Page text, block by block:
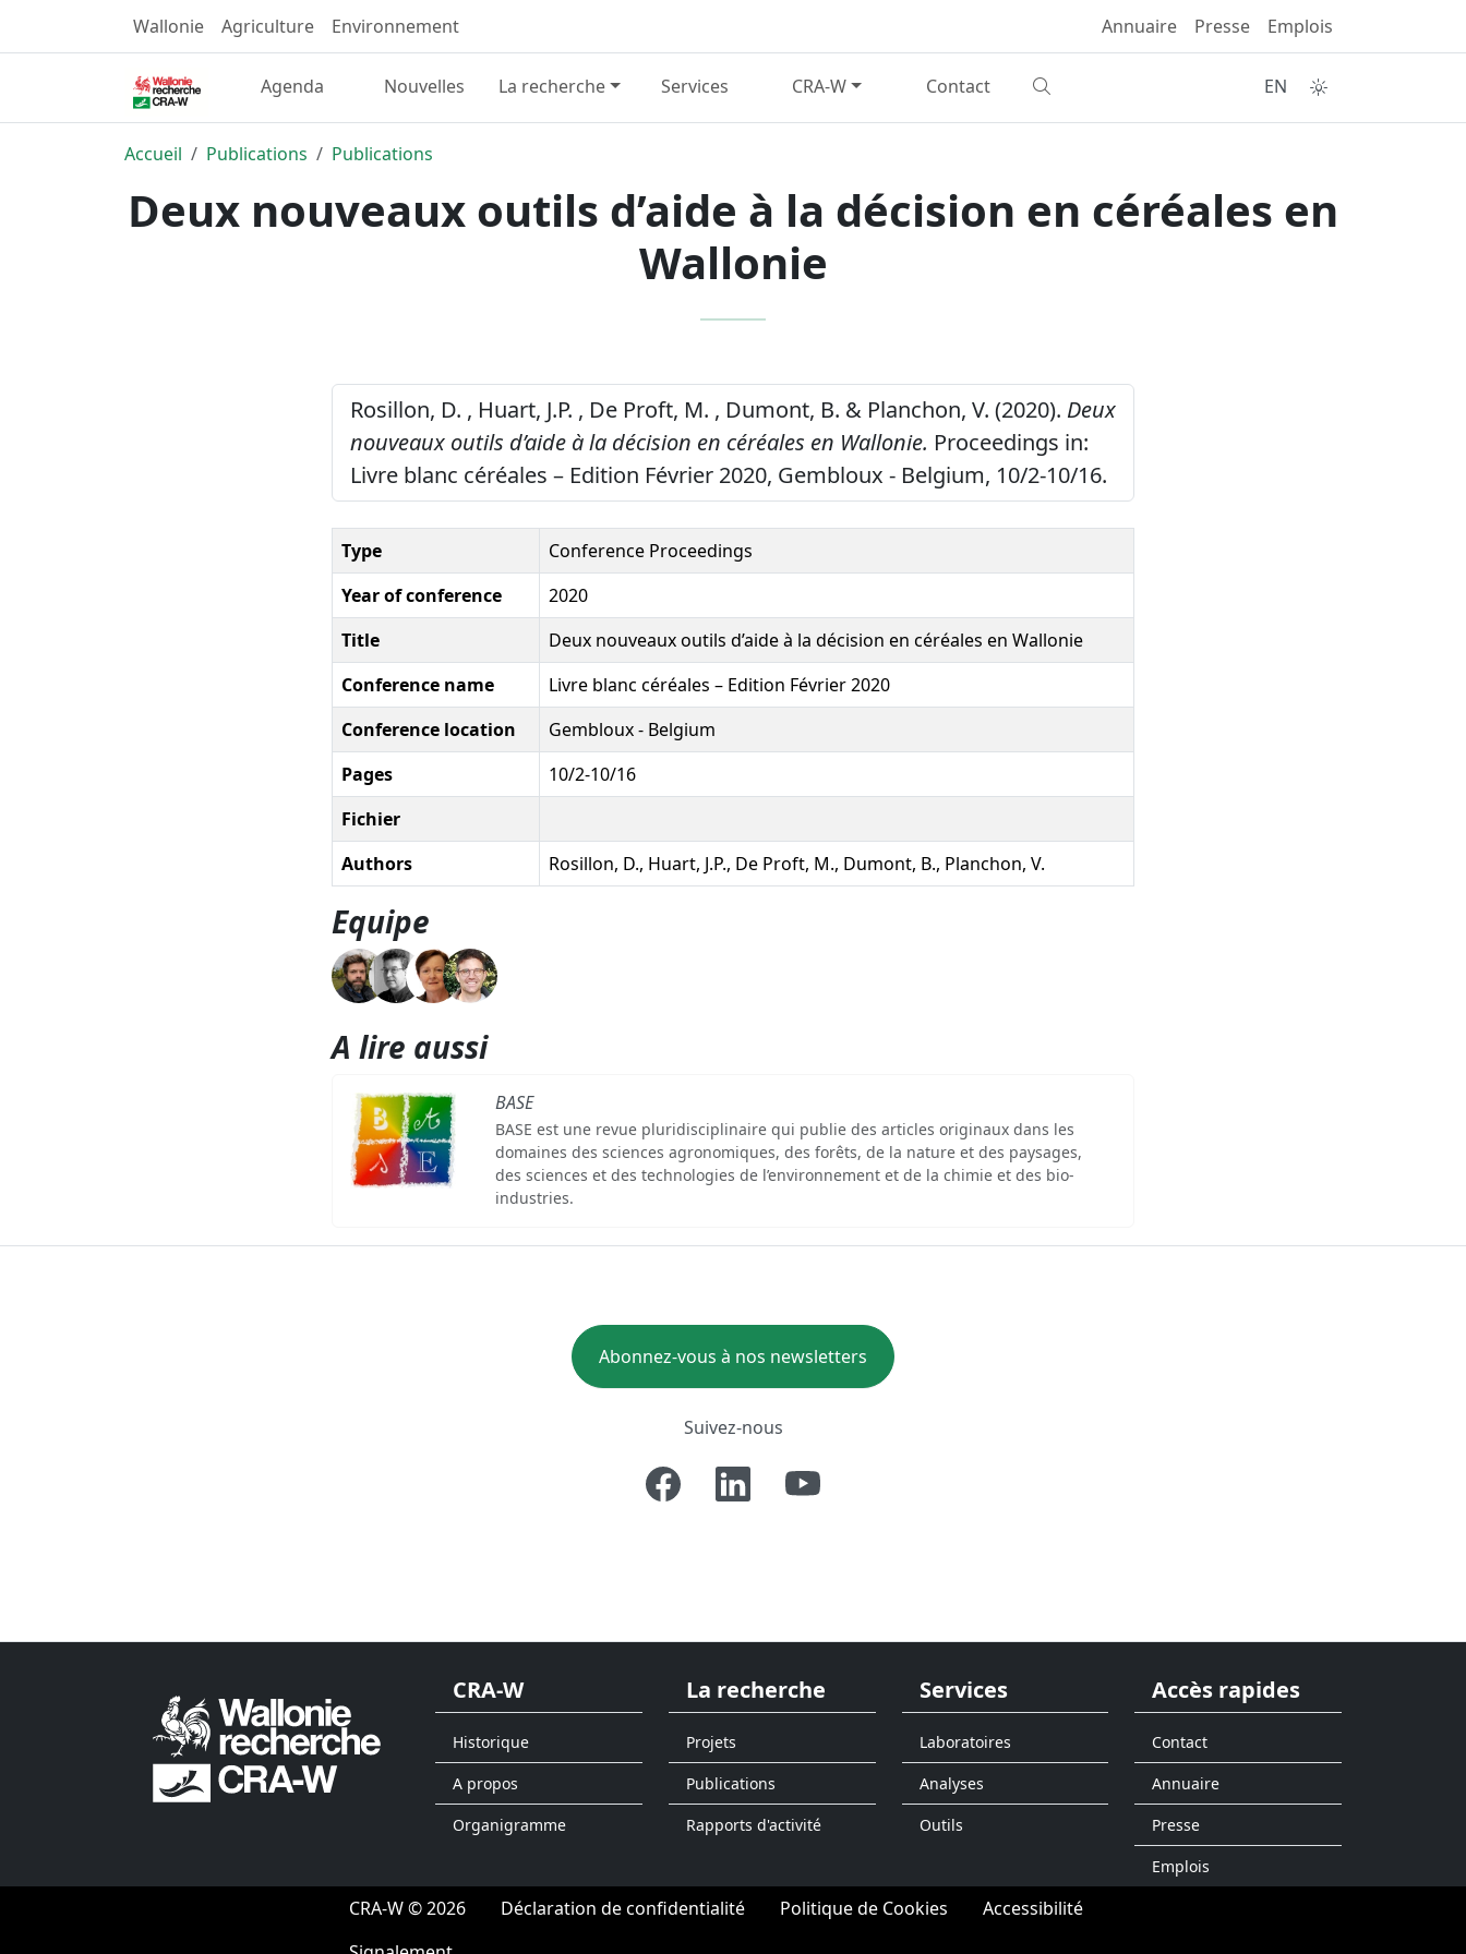
Wallonie Agriculture Environnement Annuaire Presse Emplois
Agenda Nouvelles La recherche Services CRA-W Contact EN
Accueil Publications Publications
Deux nouveaux outils d’aide à la décision en céréales en
Wallonie
Rosillon, D. , Huart, J.P. , De Proft, M. , Dumont, B. & Planchon, V. (2020). Deux
nouveaux outils d’aide à la décision en céréales en Wallonie. Proceedings in:
Livre blanc céréales – Edition Février 2020, Gembloux - Belgium, 10/2-10/16.
Type
Conference Proceedings
Year of conference
2020
Title
Deux nouveaux outils d’aide à la décision en céréales en Wallonie
Conference name
Livre blanc céréales – Edition Février 2020
Conference location
Gembloux - Belgium
Pages
10/2-10/16
Fichier
Authors
Rosillon, D., Huart, J.P., De Proft, M., Dumont, B., Planchon, V.
Equipe
A lire aussi
BASE
BASE est une revue pluridisciplinaire qui publie des articles originaux dans les
domaines des sciences agronomiques, des forêts, de la nature et des paysages,
des sciences et des technologies de l’environnement et de la chimie et des bio-
industries.
Abonnez-vous à nos newsletters
Suivez-nous
CRA-W
Historique
A propos
Organigramme
La recherche
Projets
Publications
Rapports d'activité
Services
Laboratoires
Analyses
Outils
Accès rapides
Contact
Annuaire
Presse
Emplois
CRA-W © 2026 Déclaration de confidentialité Politique de Cookies
Accessibilité